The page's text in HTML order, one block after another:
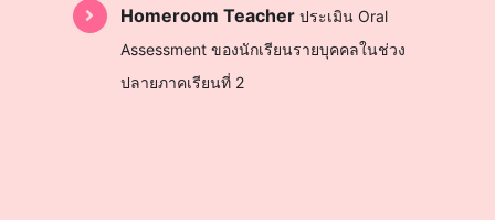
Homeroom Teacher ประเมิน Oral
Assessment ของนักเรียนรายบุคคลในช่วง
ปลายภาคเรียนที่ 2